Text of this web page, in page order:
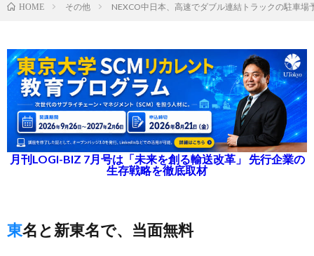
HOME その他 NEXCO中日本、高速でダブル連結トラックの駐車
月刊LOGI-BIZ 7月号は「未来を創る輸送改革」 先行企業の
生存戦略を徹底取材
東名と新東名で、当面無料